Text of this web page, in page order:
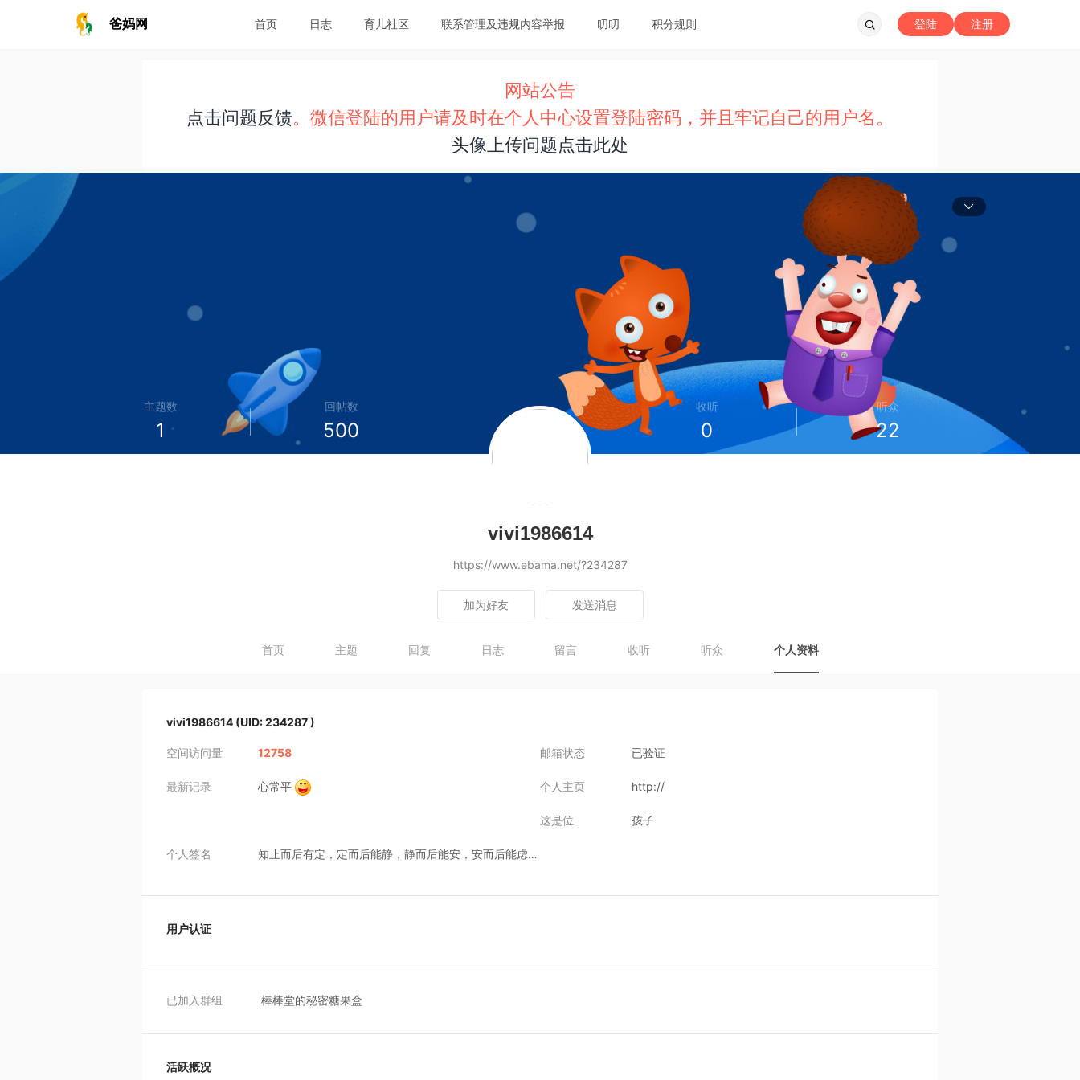
爸妈网 首页 日志 育儿社区 联系管理及违规内容举报 叨叨 积分规则 注册
登陆
网站公告
点击问题反馈。微信登陆的用户请及时在个人中心设置登陆密码，并且牢记自己的用户名。
头像上传问题点击此处
vivi1986614
https://www.ebama.net/?234287
加为好友 发送消息
主题数
1
回帖数
500
收听
0
听众
22
首页 主题 回复 日志 留言 收听 听众 个人资料
vivi1986614 (UID: 234287 )
空间访问量 12758 邮箱状态 已验证
最新记录 心常平 个人主页 http://
这是位 孩子
个人签名 知止而后有定，定而后能静，静而后能安，安而后能虑，虑而后能得。物有本末，事有终始。知所先后，则近道矣。
用户认证
已加入群组 棒棒堂的秘密糖果盒
活跃概况